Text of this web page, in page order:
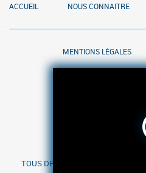
ACCUEIL NOUS CONNAITRE
MENTIONS LÉGALES
TOUS DROITS RÉSERVÉS